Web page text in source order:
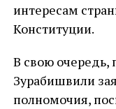
интересам
Конституции.
В свою очередь,
Зурабишвили
полномочия,